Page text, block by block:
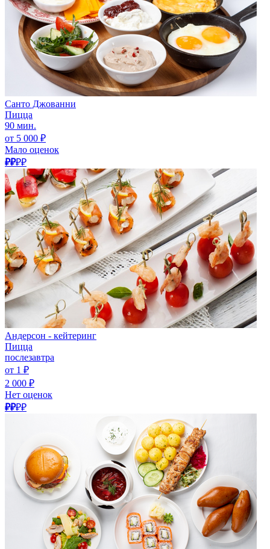
Санто Джованни
Пицца
90 мин.
от 5 000 ₽
Мало оценок
₽₽₽₽
Андерсон - кейтеринг
Пицца
послезавтра
от 1 ₽
2 000 ₽
Нет оценок
₽₽₽₽